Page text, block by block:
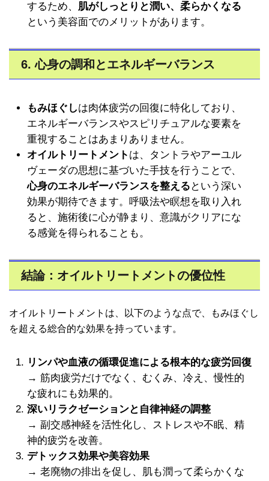
するため、 肌がしっとりと潤い、柔らかくなる
という美容面でのメリットがあります。
6. 心身の調和とエネルギーバランス
もみほぐしは肉体疲労の回復に特化しており、
エネルギーバランスやスピリチュアルな要素を
重視することはあまりありません。
オイルトリートメント は、タントラやアーユル
ヴェーダの思想に基づいた手技を行うことで、
心身のエネルギーバランスを整える という深い
効果が期待できます。呼吸法や瞑想を取り入れ
ると、施術後に心が静まり、意識がクリアにな
る感覚を得られることも。
結論：オイルトリートメントの優位性
オイルトリートメントは、以下のような点で、もみほぐし
を超える総合的な効果を持っています。
リンパや血液の循環促進による根本的な疲労回復
→ 筋肉疲労だけでなく、むくみ、冷え、慢性的
な疲れにも効果的。
深いリラクゼーションと自律神経の調整
→ 副交感神経を活性化し、ストレスや不眠、精
神的疲労を改善。
デトックス効果や美容効果
→ 老廃物の排出を促し、肌も潤って柔らかくな